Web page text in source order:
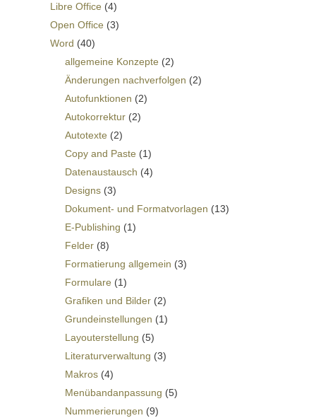
Libre Office (4)
Open Office (3)
Word (40)
allgemeine Konzepte (2)
Änderungen nachverfolgen (2)
Autofunktionen (2)
Autokorrektur (2)
Autotexte (2)
Copy and Paste (1)
Datenaustausch (4)
Designs (3)
Dokument- und Formatvorlagen (13)
E-Publishing (1)
Felder (8)
Formatierung allgemein (3)
Formulare (1)
Grafiken und Bilder (2)
Grundeinstellungen (1)
Layouterstellung (5)
Literaturverwaltung (3)
Makros (4)
Menübandanpassung (5)
Nummerierungen (9)